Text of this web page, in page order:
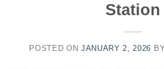
Station
POSTED ONJANUARY 2, 2026 BY